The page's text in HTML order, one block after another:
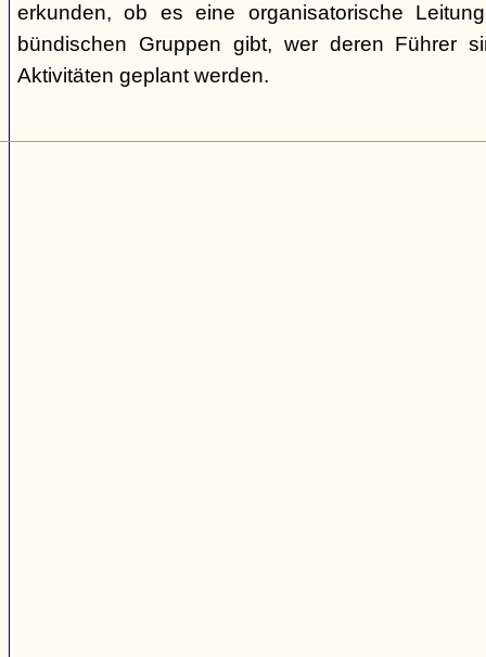
erkunden, ob es eine organisatorische
bündischen Gruppen gibt, wer deren Führer
Aktivitäten geplant werden.